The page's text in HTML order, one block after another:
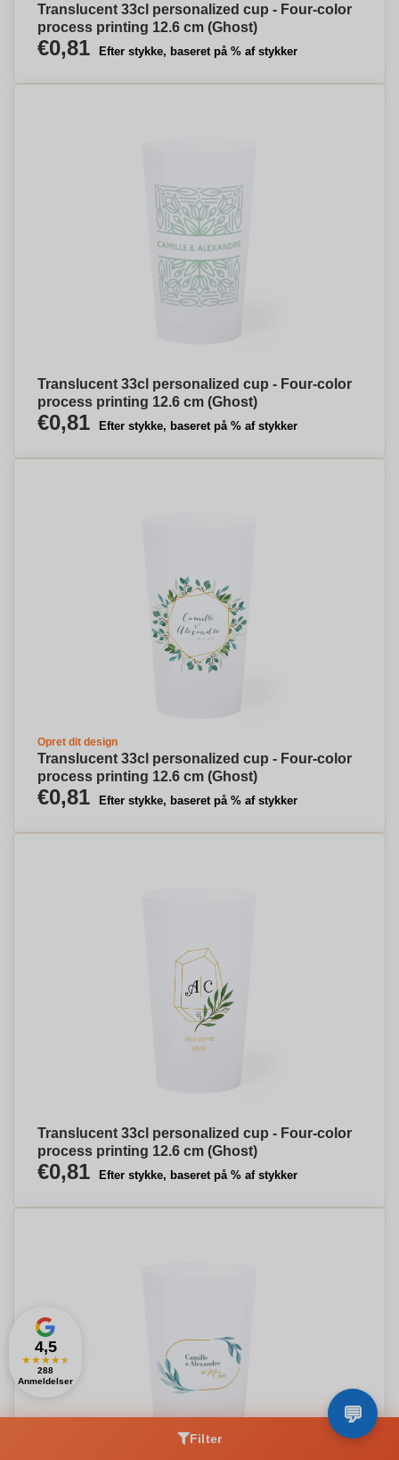
Translucent 33cl personalized cup - Four-color
process printing 12.6 cm (Ghost)
€0,81 Efter stykke, baseret på % af stykker
Translucent 33cl personalized cup - Four-color
process printing 12.6 cm (Ghost)
€0,81 Efter stykke, baseret på % af stykker
Opret dit design
Translucent 33cl personalized cup - Four-color
process printing 12.6 cm (Ghost)
€0,81 Efter stykke, baseret på % af stykker
Translucent 33cl personalized cup - Four-color
process printing 12.6 cm (Ghost)
€0,81 Efter stykke, baseret på % af stykker
Filter
4,5
★★★★★
288
Anmeldelser